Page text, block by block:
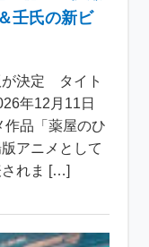
壬氏の新ビ
が決定 タイト
年12月11日
作品「薬屋のひ
アニメとして
されま […]